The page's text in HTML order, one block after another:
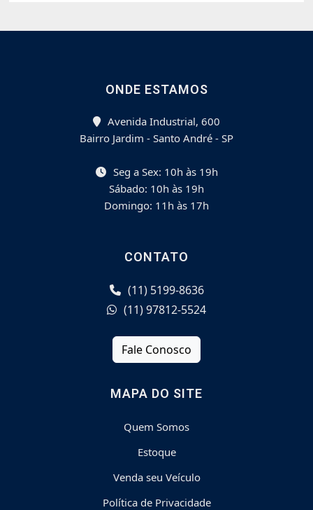
ONDE ESTAMOS
Avenida Industrial, 600
Bairro Jardim - Santo André - SP
Seg a Sex: 10h às 19h
Sábado: 10h às 19h
Domingo: 11h às 17h
CONTATO
(11) 5199-8636
(11) 97812-5524
Fale Conosco
MAPA DO SITE
Quem Somos
Estoque
Venda seu Veículo
Política de Privacidade